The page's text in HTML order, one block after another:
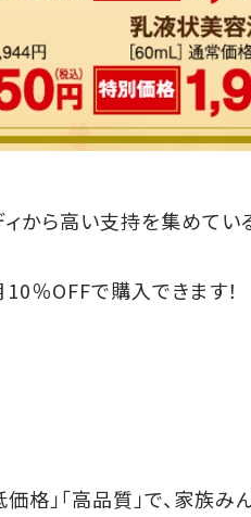
ィから高い支持を集めてい
％OFFで購入できます！
価格」「高品質」で、家族